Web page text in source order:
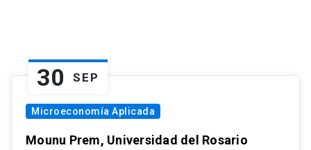
30 SEP
Microeconomía Aplicada
Mounu Prem, Universidad del Rosario